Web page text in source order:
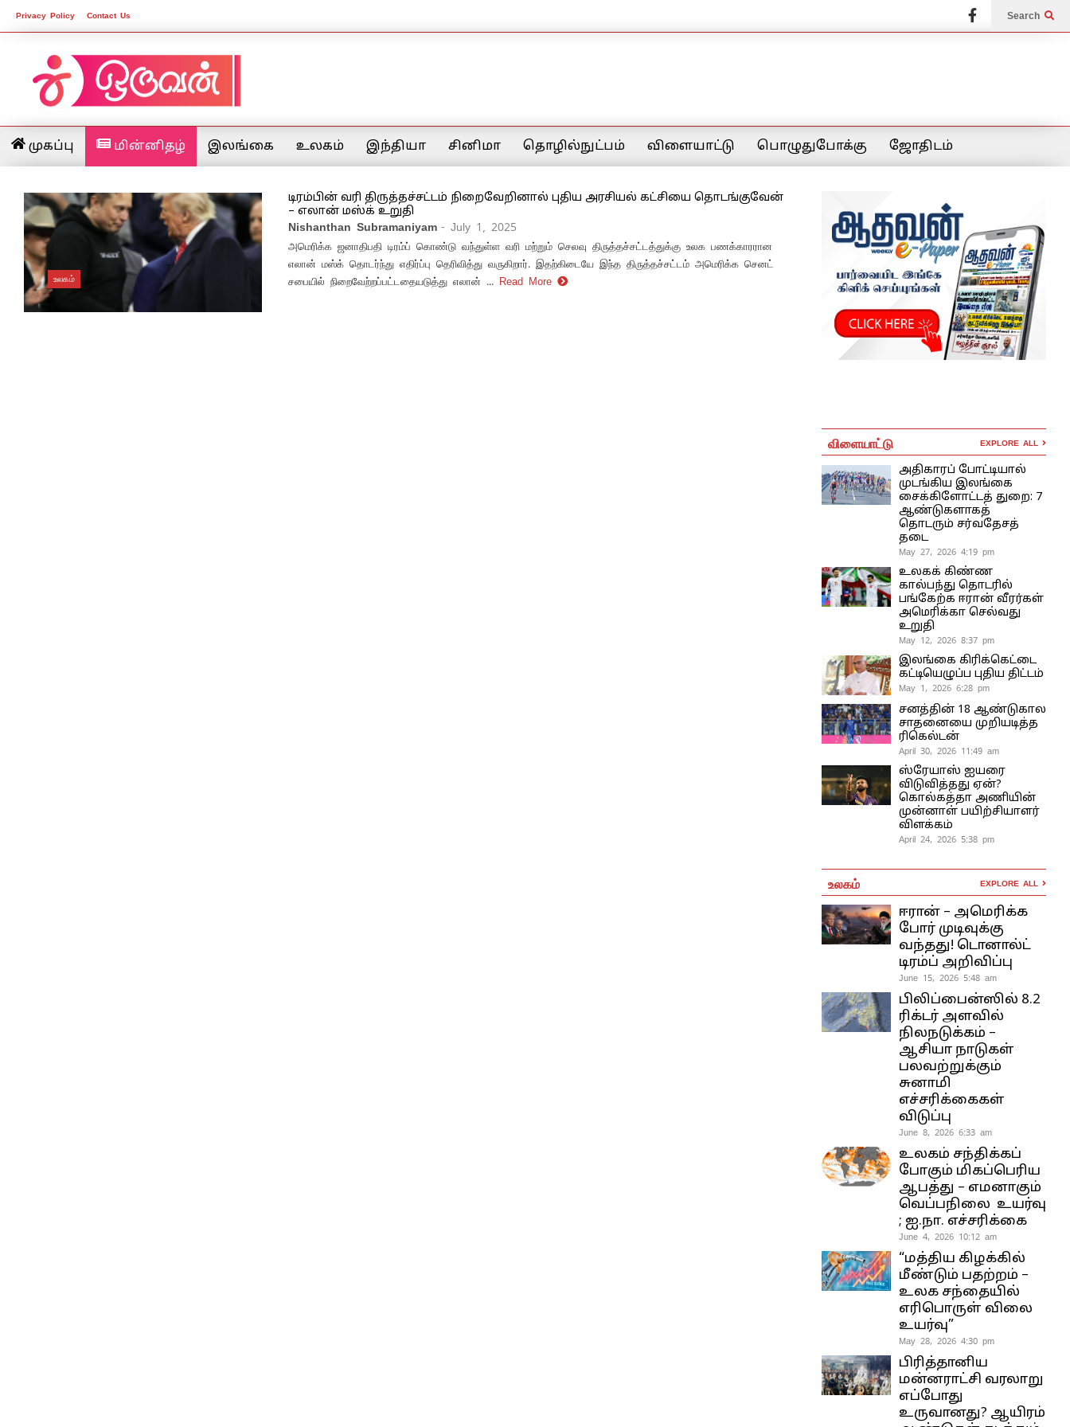
Privacy Policy Contact Us Search
முகப்பு மின்னிதழ் இலங்கை உலகம் இந்தியா சினிமா தொழில்நுட்பம் விளையாட்டு பொழுதுபோக்கு ஜோதிடம்
உலகம்
டிரம்பின் வரி திருத்தச்சட்டம் நிறைவேறினால் புதிய அரசியல் கட்சியை தொடங்குவேன்
– எலான் மஸ்க் உறுதி
Nishanthan Subramaniyam - July 1, 2025
அமெரிக்க ஜனாதிபதி டிரம்ப் கொண்டு வந்துள்ள வரி மற்றும் செலவு திருத்தச்சட்டத்துக்கு உலக பணக்காரரான
எலான் மஸ்க் தொடர்ந்து எதிர்ப்பு தெரிவித்து வருகிறார். இதற்கிடையே இந்த திருத்தச்சட்டம் அமெரிக்க செனட்
சபையில் நிறைவேற்றப்பட்டதையடுத்து எலான் ... Read More
விளையாட்டு EXPLORE ALL
அதிகாரப் போட்டியால்
முடங்கிய இலங்கை
சைக்கிளோட்டத் துறை: 7
ஆண்டுகளாகத்
தொடரும் சர்வதேசத்
தடை
May 27, 2026 4:19 pm
உலகக் கிண்ண
கால்பந்து தொடரில்
பங்கேற்க ஈரான் வீரர்கள்
அமெரிக்கா செல்வது
உறுதி
May 12, 2026 8:37 pm
இலங்கை கிரிக்கெட்டை
கட்டியெழுப்ப புதிய திட்டம்
May 1, 2026 6:28 pm
சனத்தின் 18 ஆண்டுகால
சாதனையை முறியடித்த
ரிகெல்டன்
April 30, 2026 11:49 am
ஸ்ரேயாஸ் ஐயரை
விடுவித்தது ஏன்?
கொல்கத்தா அணியின்
முன்னாள் பயிற்சியாளர்
விளக்கம்
April 24, 2026 5:38 pm
உலகம் EXPLORE ALL
ஈரான் – அமெரிக்க
போர் முடிவுக்கு
வந்தது! டொனால்ட்
டிரம்ப் அறிவிப்பு
June 15, 2026 5:48 am
பிலிப்பைன்ஸில் 8.2
ரிக்டர் அளவில்
நிலநடுக்கம் –
ஆசியா நாடுகள்
பலவற்றுக்கும்
சுனாமி
எச்சரிக்கைகள்
விடுப்பு
June 8, 2026 6:33 am
உலகம் சந்திக்கப்
போகும் மிகப்பெரிய
ஆபத்து – எமனாகும்
வெப்பநிலை உயர்வு
; ஐ.நா. எச்சரிக்கை
June 4, 2026 10:12 am
“மத்திய கிழக்கில்
மீண்டும் பதற்றம் –
உலக சந்தையில்
எரிபொருள் விலை
உயர்வு”
May 28, 2026 4:30 pm
பிரித்தானிய
மன்னராட்சி வரலாறு
எப்போது
உருவானது? ஆயிரம்